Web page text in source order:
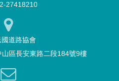
27418210
道路協會
區長安東路二段184號9樓